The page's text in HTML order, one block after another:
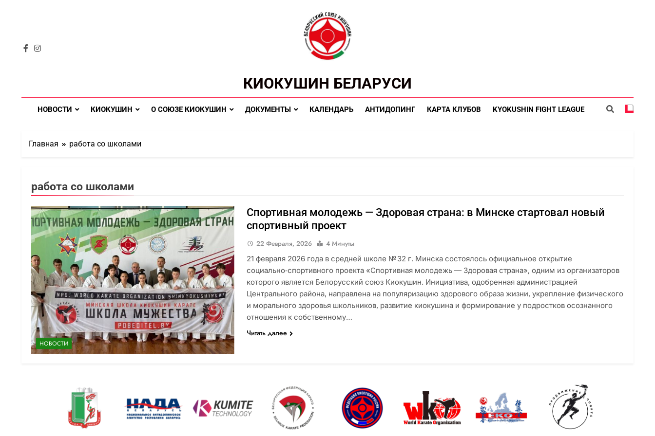
КИОКУШИН БЕЛАРУСИ
НОВОСТИ КИОКУШИН О СОЮЗЕ КИОКУШИН ДОКУМЕНТЫ КАЛЕНДАРЬ АНТИДОПИНГ КАРТА КЛУБОВ KYOKUSHIN FIGHT LEAGUE
Главная работа со школами
работа со школами
НОВОСТИ
Спортивная молодежь — Здоровая страна: в Минске стартовал новый
спортивный проект
22 Февраля, 2026
4 Минуты
21 февраля 2026 года в средней школе № 32 г. Минска состоялось официальное открытие
социально‑спортивного проекта «Спортивная молодежь — Здоровая страна», одним из организаторов
которого является Белорусский союз Киокушин. Инициатива, одобренная администрацией
Центрального района, направлена на популяризацию здорового образа жизни, укрепление физического
и морального здоровья школьников, развитие киокушина и формирование у подростков осознанного
отношения к собственному…
Читать далее